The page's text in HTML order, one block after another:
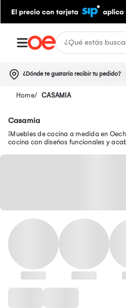
¿Dónde te gustaría recibir tu pedido?
CASAMIA
Casamia
¡Muebles de cocina a medida en
cocina con diseños funcionales y